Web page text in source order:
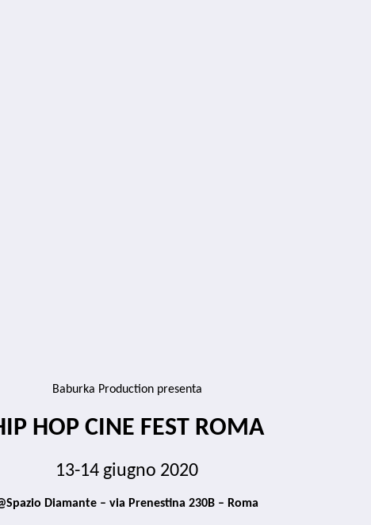
Baburka Production presenta
HOP CINE FEST ROMA
13-14 giugno 2020
Diamante – via Prenestina 230B – Roma